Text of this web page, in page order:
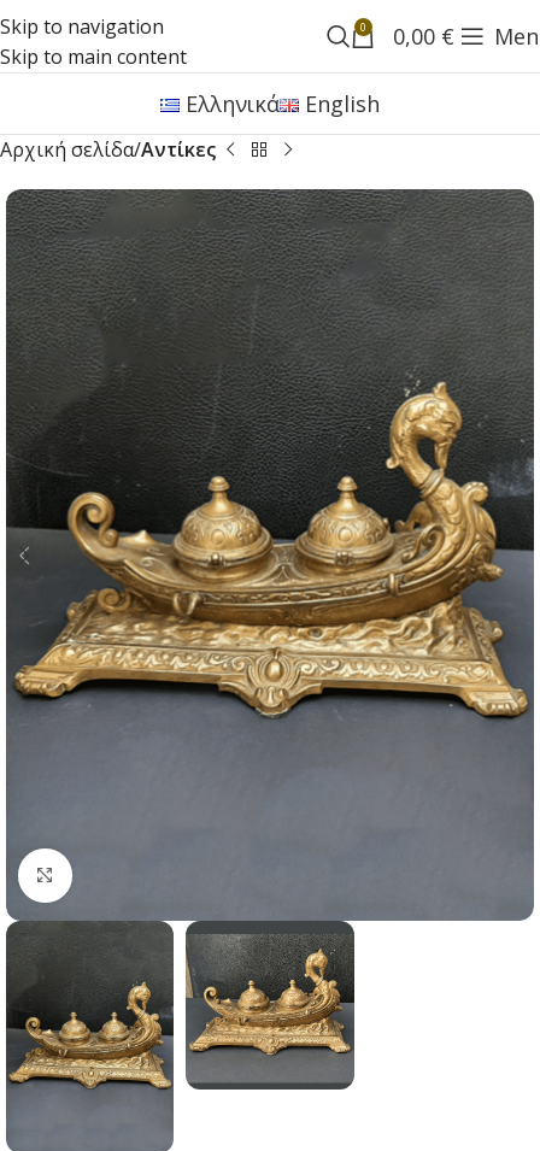
Skip to navigation
Skip to main content
0 0,00 €
Ελληνικά English
Αρχική σελίδα Αντίκες
Click to enlarge